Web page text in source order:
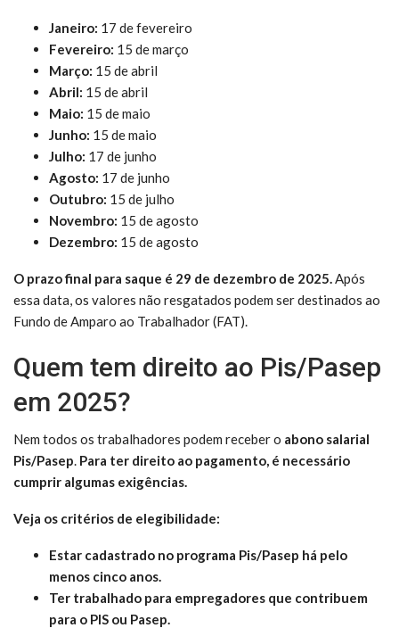
Janeiro: 17 de fevereiro
Fevereiro: 15 de março
Março: 15 de abril
Abril: 15 de abril
Maio: 15 de maio
Junho: 15 de maio
Julho: 17 de junho
Agosto: 17 de junho
Outubro: 15 de julho
Novembro: 15 de agosto
Dezembro: 15 de agosto
O prazo final para saque é 29 de dezembro de 2025.Após
essa data, os valores não resgatados podem ser destinados ao
Fundo de Amparo ao Trabalhador (FAT).
Quem tem direito ao Pis/Pasep
em 2025?
Nem todos os trabalhadores podem receber o abono salarial
Pis/Pasep. Para ter direito ao pagamento, é necessário
cumprir algumas exigências.
Veja os critérios de elegibilidade:
Estar cadastrado no programa Pis/Pasep há pelo
menos cinco anos.
Ter trabalhado para empregadores que contribuem
para o PIS ou Pasep.